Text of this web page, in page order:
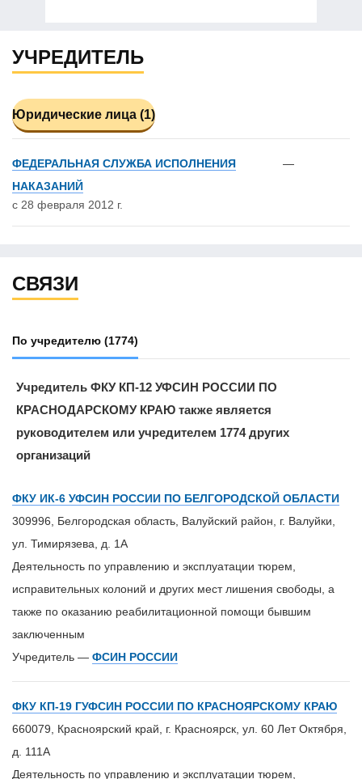
УЧРЕДИТЕЛЬ
Юридические лица (1)
ФЕДЕРАЛЬНАЯ СЛУЖБА ИСПОЛНЕНИЯ
НАКАЗАНИЙ
с 28 февраля 2012 г.
—
СВЯЗИ
По учредителю (1774)
Учредитель ФКУ КП-12 УФСИН РОССИИ ПО
КРАСНОДАРСКОМУ КРАЮ также является
руководителем или учредителем 1774 других
организаций
ФКУ ИК-6 УФСИН РОССИИ ПО БЕЛГОРОДСКОЙ ОБЛАСТИ
309996, Белгородская область, Валуйский район, г. Валуйки,
ул. Тимирязева, д. 1А
Деятельность по управлению и эксплуатации тюрем,
исправительных колоний и других мест лишения свободы, а
также по оказанию реабилитационной помощи бывшим
заключенным
Учредитель — ФСИН РОССИИ
ФКУ КП-19 ГУФСИН РОССИИ ПО КРАСНОЯРСКОМУ КРАЮ
660079, Красноярский край, г. Красноярск, ул. 60 Лет Октября,
д. 111А
Деятельность по управлению и эксплуатации тюрем,